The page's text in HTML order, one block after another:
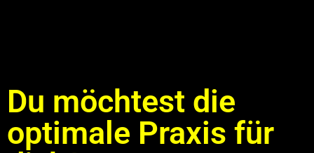
Du möchtest die
optimale Praxis für